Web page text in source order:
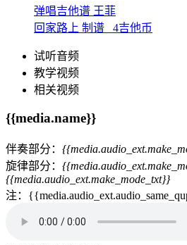
弹唱吉他谱 王菲
回家路上 制谱 4吉他币
试听音频
教学视频
相关视频
{{media.name}}
伴奏部分：
旋律部分：
{{media.audio_ext.make_mode_txt}}
注：